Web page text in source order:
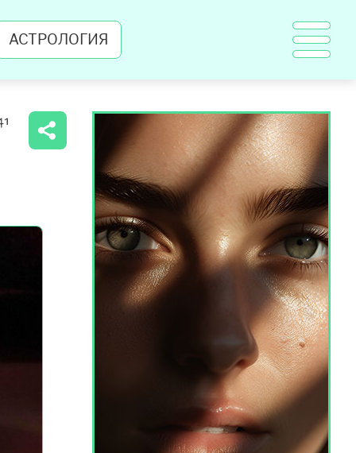
АСТРОЛОГИЯ